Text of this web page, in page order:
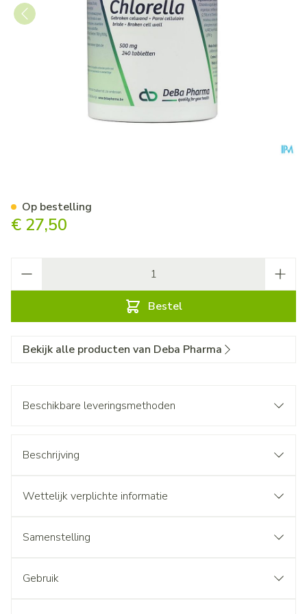
€ 27,50
Bestel
Op bestelling
Bekijk alle producten van Deba Pharma
Beschikbare leveringsmethoden
Beschrijving
Wettelijk verplichte informatie
Samenstelling
Gebruik